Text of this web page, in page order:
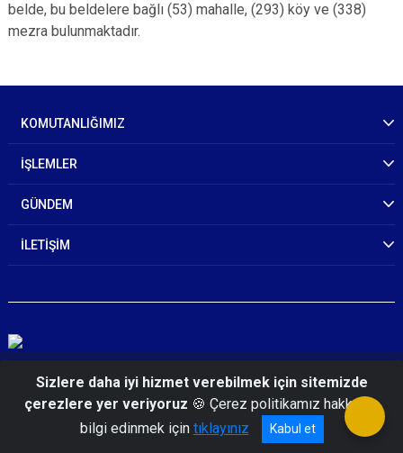
belde, bu beldelere bağlı (53) mahalle, (293) köy ve (338)
mezra bulunmaktadır.
KOMUTANLIĞIMIZ
İŞLEMLER
GÜNDEM
İLETİŞİM
© 2026 Batman İl Jandarma Komutanlığı
Sizlere daha iyi hizmet verebilmek için sitemizde
çerezlere yer veriyoruz 🍪 Çerez politikamız hakkında
bilgi edinmek için tıklayınız Kabul et